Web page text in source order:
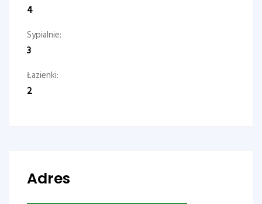
4
Sypialnie:
3
Łazienki:
2
Adres